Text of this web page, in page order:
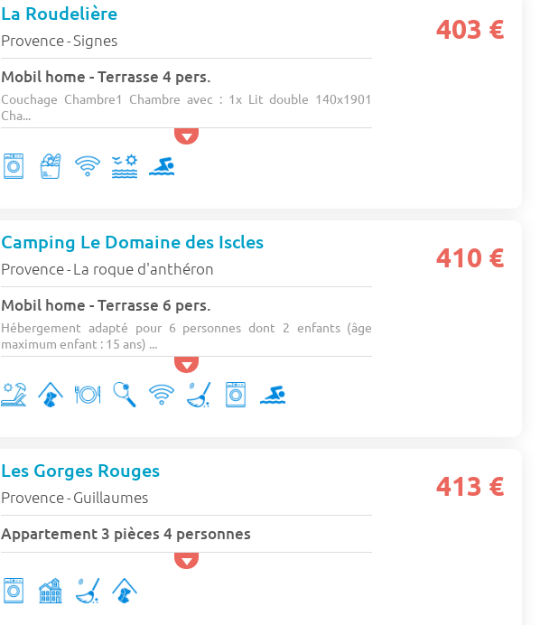
La Roudelière
Provence-Signes
Mobil home - Terrasse 4 pers.
Couchage Chambre1 Chambre avec : 1x Lit double 140x1901
Cha...
403 €
Camping Le Domaine des Iscles
Provence- La roque d'anthéron
Mobil home - Terrasse 6 pers.
Hébergement adapté pour 6 personnes dont 2 enfants (âge
maximum enfant : 15 ans) ...
410 €
Les Gorges Rouges
Provence- Guillaumes
Appartement 3 pièces 4 personnes
413 €